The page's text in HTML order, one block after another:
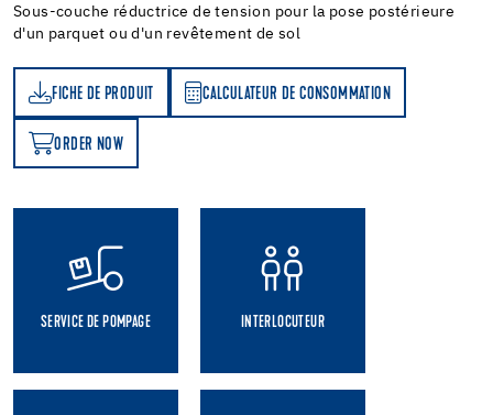
Sous-couche réductrice de tension pour la pose postérieure
d'un parquet ou d'un revêtement de sol
FICHE DE PRODUIT CALCULATEUR DE CONSOMMATION
DE CONSOMMATION
ORDER NOW
SERVICE DE POMPAGE INTERLOCUTEUR